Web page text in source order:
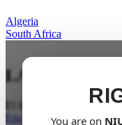
Algeria
South Africa
You are on
LA POTENCIA
El líder indiscutible
Encuentra tu